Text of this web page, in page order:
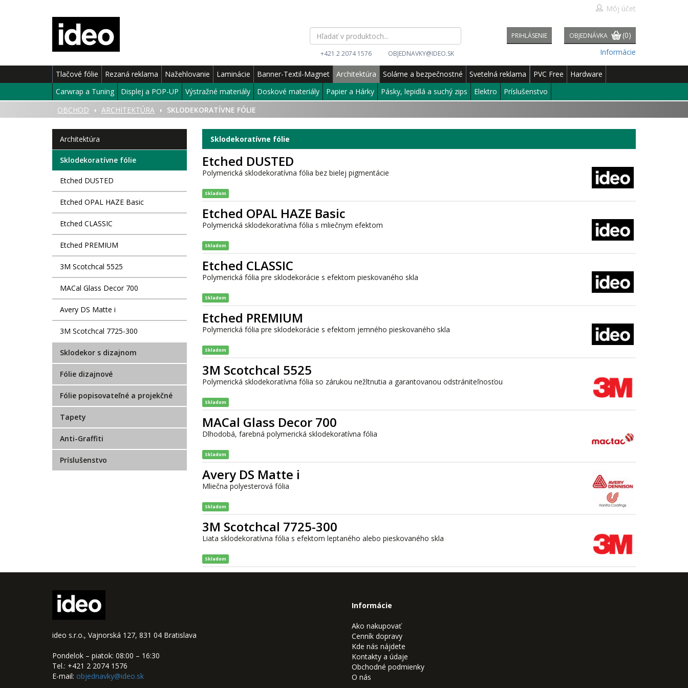
Môj účet
+421 2 2074 1576 OBJEDNAVKY@IDEO.SK
PRIHLÁSENIE OBJEDNÁVKA
(0)
Informácie
Tlačové fólie Rezaná reklama Nažehlovanie Laminácie Banner-Textil-Magnet Architektúra Solárne a bezpečnostné Svetelná reklama PVC Free
Hardware
Carwrap a Tuning
Displej a POP-UP Výstražné materiály Doskové materiály Papier a Hárky Pásky, lepidlá a suchý zips Elektro
Príslušenstvo
ÚVOD
OBCHOD ARCHITEKTÚRA SKLODEKORATÍVNE FÓLIE
Architektúra
Sklodekoratívne fólie
Etched DUSTED
Etched OPAL HAZE Basic
Etched CLASSIC
Etched PREMIUM
3M Scotchcal 5525
MACal Glass Decor 700
Avery DS Matte i
3M Scotchcal 7725-300
Sklodekor s dizajnom
Fólie dizajnové
Fólie popisovateľné a projekčné
Tapety
Anti-Graffiti
Príslušenstvo
Sklodekoratívne fólie
Etched DUSTED
Polymerická sklodekoratívna fólia bez bielej pigmentácie
Skladom
Etched OPAL HAZE Basic
Polymerická sklodekoratívna fólia s mliečnym efektom
Skladom
Etched CLASSIC
Polymerická fólia pre sklodekorácie s efektom pieskovaného skla
Skladom
Etched PREMIUM
Polymerická fólia pre sklodekorácie s efektom jemného pieskovaného skla
Skladom
3M Scotchcal 5525
Polymerická sklodekoratívna fólia so zárukou nežltnutia a garantovanou odstrániteľnosťou
Skladom
MACal Glass Decor 700
Dlhodobá, farebná polymerická sklodekoratívna fólia
Skladom
Avery DS Matte i
Mliečna polyesterová fólia
Skladom
3M Scotchcal 7725-300
Liata sklodekoratívna fólia s efektom leptaného alebo pieskovaného skla
Skladom
ideo s.r.o., Vajnorská 127, 831 04 Bratislava
Pondelok – piatok: 08:00 – 16:30
Tel.: +421 2 2074 1576
E-mail: objednavky@ideo.sk
Informácie
Ako nakupovať
Cenník dopravy
Kde nás nájdete
Kontakty a údaje
Obchodné podmienky
O nás